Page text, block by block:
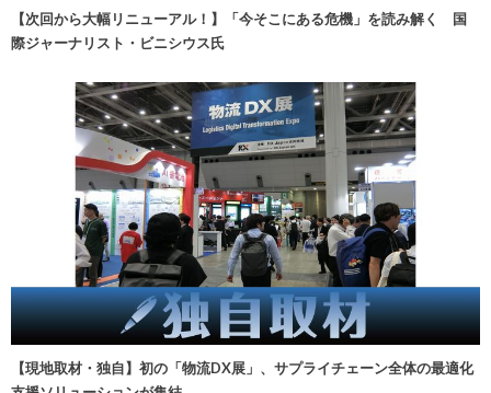
【次回から大幅リニューアル！】「今そこにある危機」を読み解く 国
際ジャーナリスト・ビニシウス氏
【現地取材・独自】初の「物流DX展」、サプライチェーン全体の最適化